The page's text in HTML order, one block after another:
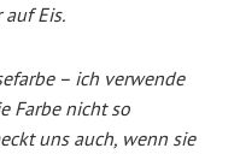
auf Eis.
– ich verwende
Farbe nicht so
uns auch, wenn sie